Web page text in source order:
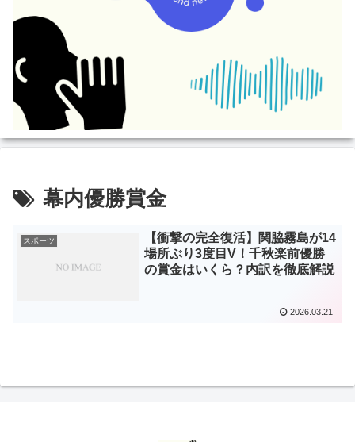
幕内優勝賞金
スポーツ
【衝撃の完全復活】関脇霧島が14
場所ぶり3度目V！千秋楽前優勝
の賞金はいくら？内訳を徹底解説
2026.03.21